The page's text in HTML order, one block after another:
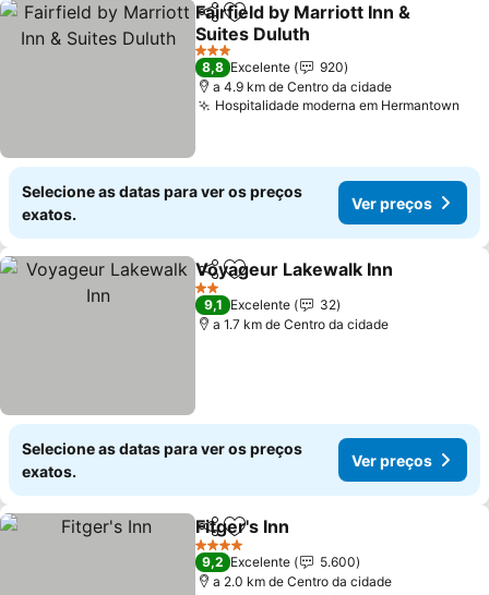
PartilharAdicionar aos favoritos
Fairfield by Marriott Inn &
Suites Duluth
3 Estrelas
8,8 Excelente
920
a 4.9 km de Centro da cidade
Hospitalidade moderna em Hermantown
Selecione as datas para ver os preços
exatos.
Ver preços
PartilharAdicionar aos favoritos
Voyageur Lakewalk Inn
2 Estrelas
9,1 Excelente
32
a 1.7 km de Centro da cidade
Selecione as datas para ver os preços
exatos.
Ver preços
PartilharAdicionar aos favoritos
Fitger's Inn
4 Estrelas
9,2 Excelente
5.600
a 2.0 km de Centro da cidade